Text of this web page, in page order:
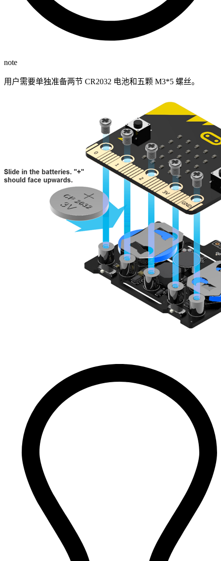
note
用户需要单独准备两节 CR2032 电池和五颗 M3*5 螺丝。